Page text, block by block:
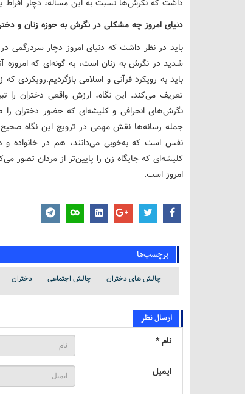
داشت که نگرش‌ها نسبت به این مسأله، دچار افراط
دنیای امروز چه مشکلی در نگرش به حوزه زنان و
باید در نظر داشت که دنیای امروز دچار سردرگمی
شدید در نگرش به زنان است، به ‌گونه‌ای که امروزه
باید به رویکرد قرآنی و اسلامی بازگردیم.رویکردی
تعریف می‌کند. این نگاه، ارزش واقعی دختران را
نگرش‌های انحرافی و کلیشه‌ای که حضور دختران را
جمله رسانه‌ها نقش مهمی در ترویج این نگاه صحیح
‌نفس است که به‌خوبی می‌دانند، هم در خانواده و
کلیشه‌ای که جایگاه زن را پایین‌تر از مردان تصور
امروز است.
برچسب‌ها
چالش های دختران چالش اجتماعی دختران
ارسال نظر
نام *
ایمیل